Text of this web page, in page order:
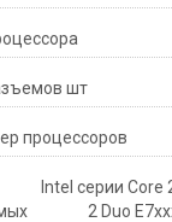
шт
процессоров
Intel серии Core
2 Duo